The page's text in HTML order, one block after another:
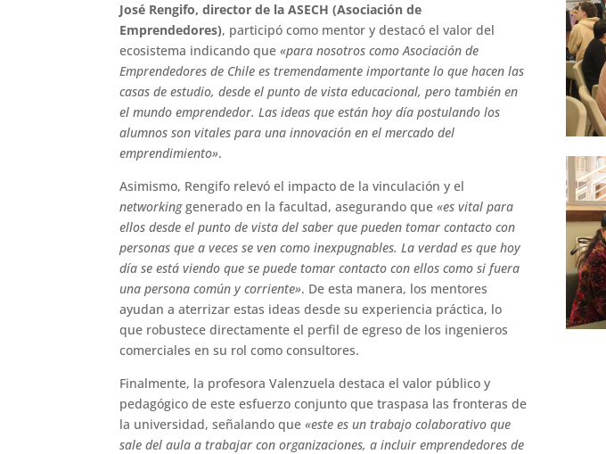
José Rengifo, director de la ASECH (Asociación de
Emprendedores), participó como mentor y destacó el valor del
ecosistema indicando que«para nosotros como Asociación de
Emprendedores de Chile es tremendamente importante lo que hacen las
casas de estudio, desde el punto de vista educacional, pero también en
el mundo emprendedor. Las ideas que están hoy día postulando los
alumnos son vitales para una innovación en el mercado del
emprendimiento».
Asimismo, Rengifo relevó el impacto de la vinculación y el
networkinggenerado en la facultad, asegurando que«es vital para
ellos desde el punto de vista del saber que pueden tomar contacto con
personas que a veces se ven como inexpugnables. La verdad es que hoy
día se está viendo que se puede tomar contacto con ellos como si fuera
una persona común y corriente». De esta manera, los mentores
ayudan a aterrizar estas ideas desde su experiencia práctica, lo
que robustece directamente el perfil de egreso de los ingenieros
comerciales en su rol como consultores.
Finalmente, la profesora Valenzuela destaca el valor público y
pedagógico de este esfuerzo conjunto que traspasa las fronteras de
la universidad, señalando que«este es un trabajo colaborativo que
sale del aula a trabajar con organizaciones, a incluir emprendedores de